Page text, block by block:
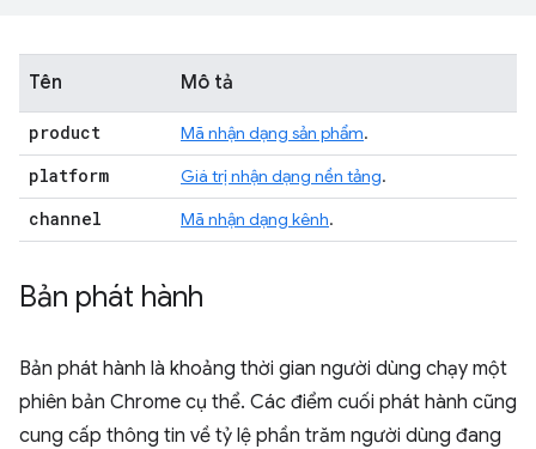
Tên Mô tả
product Mã nhận dạng sản phẩm.
platform Giá trị nhận dạng nền tảng.
channel Mã nhận dạng kênh.
Bản phát hành
Bản phát hành là khoảng thời gian người dùng chạy một
phiên bản Chrome cụ thể. Các điểm cuối phát hành cũng
cung cấp thông tin về tỷ lệ phần trăm người dùng đang